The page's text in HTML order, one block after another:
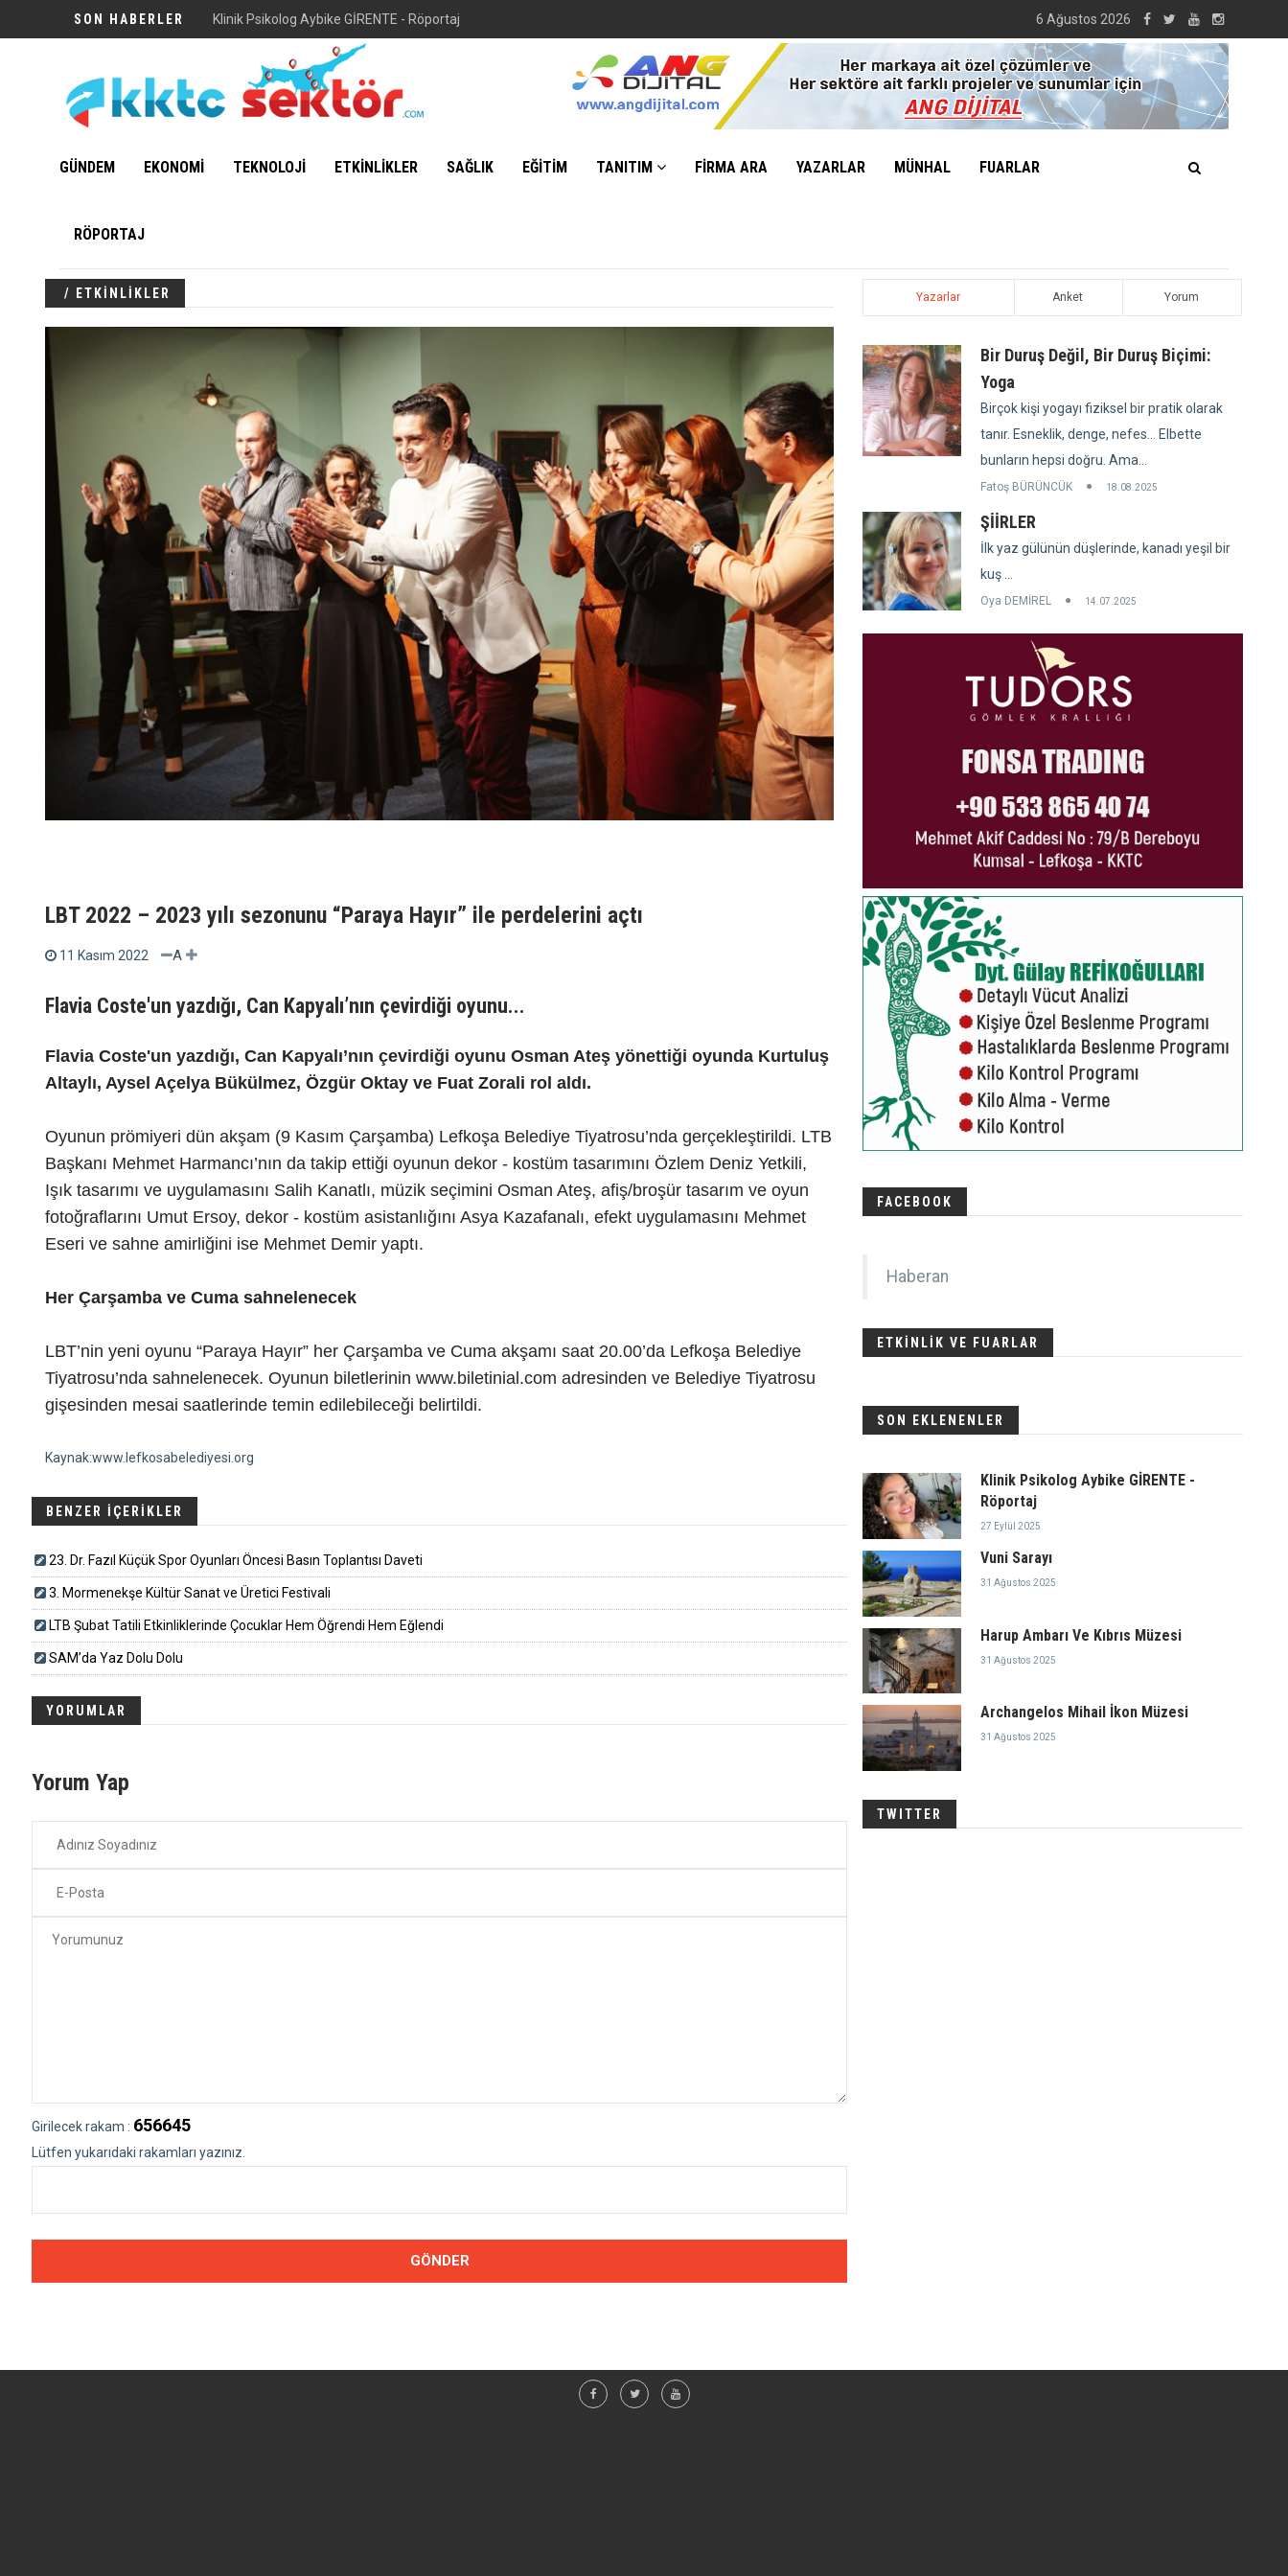
SON HABERLER 6 Ağustos 2026
GÜNDEM EKONOMİ TEKNOLOJİ ETKİNLİKLER SAĞLIK EĞİTİM TANITIM FİRMA ARA YAZARLAR MÜNHAL FUARLAR
RÖPORTAJ
/ ETKİNLİKLER
LBT 2022 – 2023 yılı sezonunu “Paraya Hayır” ile perdelerini açtı
11 Kasım 2022 A
Flavia Coste'un yazdığı, Can Kapyalı’nın çevirdiği oyunu...
Flavia Coste'un yazdığı, Can Kapyalı’nın çevirdiği oyunu Osman Ateş yönettiği oyunda Kurtuluş
Altaylı, Aysel Açelya Bükülmez, Özgür Oktay ve Fuat Zorali rol aldı.
Oyunun prömiyeri dün akşam (9 Kasım Çarşamba) Lefkoşa Belediye Tiyatrosu’nda gerçekleştirildi. LTB
Başkanı Mehmet Harmancı’nın da takip ettiği oyunun dekor - kostüm tasarımını Özlem Deniz Yetkili,
Işık tasarımı ve uygulamasını Salih Kanatlı, müzik seçimini Osman Ateş, afiş/broşür tasarım ve oyun
fotoğraflarını Umut Ersoy, dekor - kostüm asistanlığını Asya Kazafanalı, efekt uygulamasını Mehmet
Eseri ve sahne amirliğini ise Mehmet Demir yaptı.
Her Çarşamba ve Cuma sahnelenecek
LBT’nin yeni oyunu “Paraya Hayır” her Çarşamba ve Cuma akşamı saat 20.00’da Lefkoşa Belediye
Tiyatrosu’nda sahnelenecek. Oyunun biletlerinin www.biletinial.com adresinden ve Belediye Tiyatrosu
gişesinden mesai saatlerinde temin edilebileceği belirtildi.
Kaynak:www.lefkosabelediyesi.org
BENZER İÇERİKLER
23. Dr. Fazıl Küçük Spor Oyunları Öncesi Basın Toplantısı Daveti
3. Mormenekşe Kültür Sanat ve Üretici Festivali
LTB Şubat Tatili Etkinliklerinde Çocuklar Hem Öğrendi Hem Eğlendi
SAM’da Yaz Dolu Dolu
YORUMLAR
Yorum Yap
Girilecek rakam : 656645
Lütfen yukarıdaki rakamları yazınız.
Yazarlar Anket Yorum
Bir Duruş Değil, Bir Duruş Biçimi:
Yoga
Birçok kişi yogayı fiziksel bir pratik olarak
tanır. Esneklik, denge, nefes... Elbette
bunların hepsi doğru. Ama...
Fatoş BÜRÜNCÜK 18.08.2025
ŞİİRLER
İlk yaz gülünün düşlerinde, kanadı yeşil bir
kuş ...
Oya DEMİREL 14.07.2025
FACEBOOK
Haberan
ETKİNLİK VE FUARLAR
SON EKLENENLER
Klinik Psikolog Aybike GİRENTE -
Röportaj
27 Eylül 2025
Vuni Sarayı
31 Ağustos 2025
Harup Ambarı Ve Kıbrıs Müzesi
31 Ağustos 2025
Archangelos Mihail İkon Müzesi
31 Ağustos 2025
TWITTER